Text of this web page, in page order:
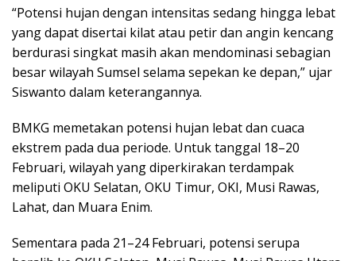
“Potensi hujan dengan intensitas sedang hingga lebat
yang dapat disertai kilat atau petir dan angin kencang
berdurasi singkat masih akan mendominasi sebagian
besar wilayah Sumsel selama sepekan ke depan,” ujar
Siswanto dalam keterangannya.
BMKG memetakan potensi hujan lebat dan cuaca
ekstrem pada dua periode. Untuk tanggal 18–20
Februari, wilayah yang diperkirakan terdampak
meliputi OKU Selatan, OKU Timur, OKI, Musi Rawas,
Lahat, dan Muara Enim.
Sementara pada 21–24 Februari, potensi serupa